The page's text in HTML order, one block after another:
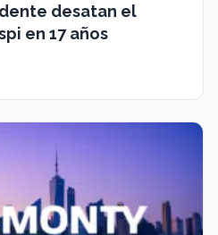
desatan el
en 17 años